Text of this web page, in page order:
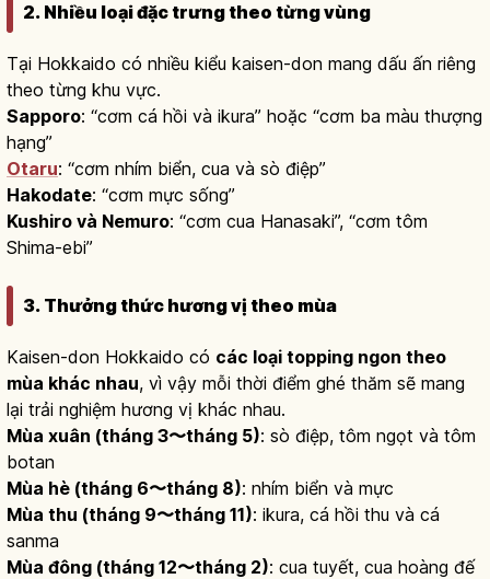
2. Nhiều loại đặc trưng theo từng vùng
Tại Hokkaido có nhiều kiểu kaisen-don mang dấu ấn riêng
theo từng khu vực.
Sapporo: “cơm cá hồi và ikura” hoặc “cơm ba màu thượng
hạng”
Otaru: “cơm nhím biển, cua và sò điệp”
Hakodate: “cơm mực sống”
Kushiro và Nemuro: “cơm cua Hanasaki”, “cơm tôm
Shima-ebi”
3. Thưởng thức hương vị theo mùa
Kaisen-don Hokkaido có các loại topping ngon theo
mùa khác nhau, vì vậy mỗi thời điểm ghé thăm sẽ mang
lại trải nghiệm hương vị khác nhau.
Mùa xuân (tháng 3〜tháng 5): sò điệp, tôm ngọt và tôm
botan
Mùa hè (tháng 6〜tháng 8): nhím biển và mực
Mùa thu (tháng 9〜tháng 11): ikura, cá hồi thu và cá
sanma
Mùa đông (tháng 12〜tháng 2): cua tuyết, cua hoàng đế